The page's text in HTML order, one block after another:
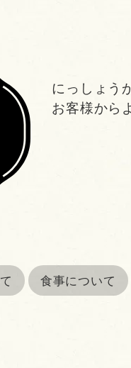
にっしょう
お客様から
食事について